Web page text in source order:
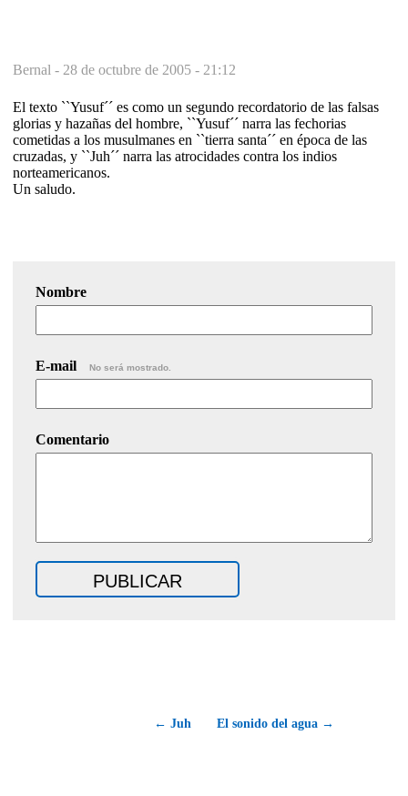
Bernal - 28 de octubre de 2005 - 21:12
El texto ``Yusuf´´ es como un segundo recordatorio de las falsas
glorias y hazañas del hombre, ``Yusuf´´ narra las fechorias
cometidas a los musulmanes en ``tierra santa´´ en época de las
cruzadas, y ``Juh´´ narra las atrocidades contra los indios
norteamericanos.
Un saludo.
Nombre
E-mail No será mostrado.
Comentario
← Juh El sonido del agua →